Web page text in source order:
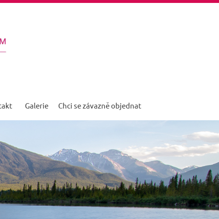
Galerie Chci se závazně objednat